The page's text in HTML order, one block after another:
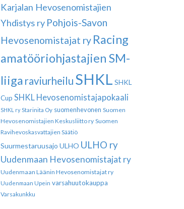
Karjalan Hevosenomistajien
Yhdistys ry Pohjois-Savon
Hevosenomistajat ry Racing
amatööriohjastajien SM-
liiga raviurheilu SHKL SHKL
Cup SHKL Hevosenomistajapokaali
SHKL ry Starinita Oy suomenhevonen Suomen
Hevosenomistajien Keskusliitto ry Suomen
Ravihevoskasvattajien Säätiö
Suurmestaruusajo ULHO ULHO ry
Uudenmaan Hevosenomistajat ry
Uudenmaan Läänin Hevosenomistajat ry
Uudenmaan Upein varsahuutokauppa
Varsakunkku